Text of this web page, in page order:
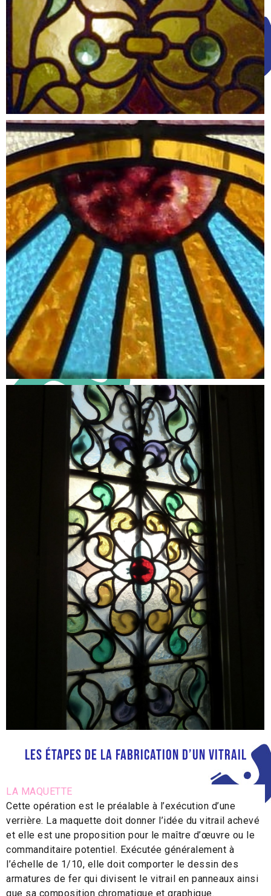
Les étapes de la fabrication d’un vitrail
LA MAQUETTE
Cette opération est le préalable à l’exécution d’une
verrière. La maquette doit donner l’idée du vitrail achevé
et elle est une proposition pour le maître d’œuvre ou le
commanditaire potentiel. Exécutée généralement à
l’échelle de 1/10, elle doit comporter le dessin des
armatures de fer qui divisent le vitrail en panneaux ainsi
que sa composition chromatique et graphique.